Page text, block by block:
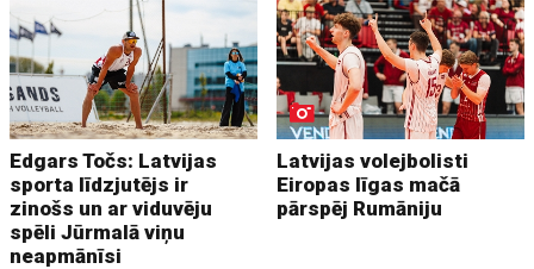
Edgars Točs: Latvijas
sporta līdzjutējs ir
zinošs un ar viduvēju
spēli Jūrmalā viņu
neapmānīsi
Latvijas volejbolisti
Eiropas līgas mačā
pārspēj Rumāniju